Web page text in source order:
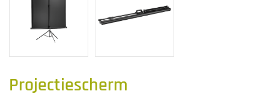
Projectiescherm